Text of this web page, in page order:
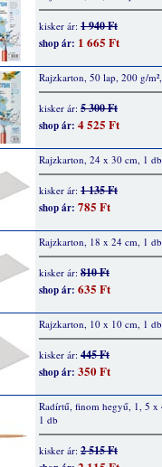
kisker ár: 1 940 Ft
shop ár: 1 665 Ft
Rajzkarton, 50 lap, 200 g/
kisker ár: 5 300 Ft
shop ár: 4 525 Ft
Rajzkarton, 24 x 30 cm, 1 db
kisker ár: 1 135 Ft
shop ár: 785 Ft
Rajzkarton, 18 x 24 cm, 1 db
kisker ár: 810 Ft
shop ár: 635 Ft
Rajzkarton, 10 x 10 cm, 1 db
kisker ár: 445 Ft
shop ár: 350 Ft
Radírtű, finom hegyű, 1, 5 x
1 db
kisker ár: 2 515 Ft